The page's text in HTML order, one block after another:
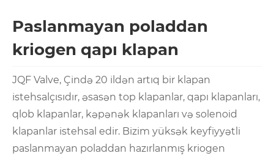
Paslanmayan poladdan
kriogen qapı klapan
JQF Valve, Çində 20 ildən artıq bir klapan
istehsalçısıdır, əsasən top klapanlar, qapı klapanları,
qlob klapanlar, kəpənək klapanları və solenoid
klapanlar istehsal edir. Bizim yüksək keyfiyyətli
paslanmayan poladdan hazırlanmış kriogen